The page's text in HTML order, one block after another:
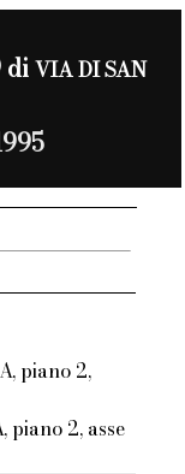
diVIA DI SAN
piano 2,
piano 2, asse